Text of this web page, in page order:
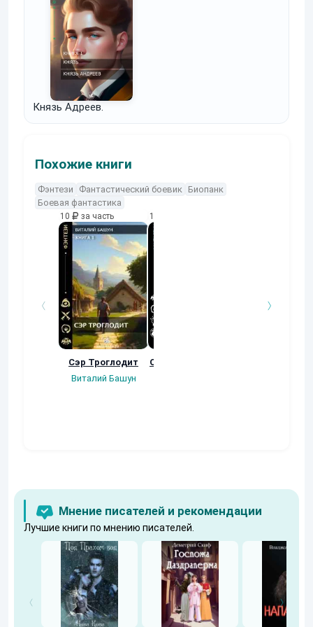
Князь Адреев.
Похожие книги
Фэнтези Фантастический боевик Биопанк
Боевая фантастика
10 за часть
Сэр Троглодит
Виталий Башун
10
Осколки прошлого
Мнение писателей и рекомендации
Лучшие книги по мнению писателей.